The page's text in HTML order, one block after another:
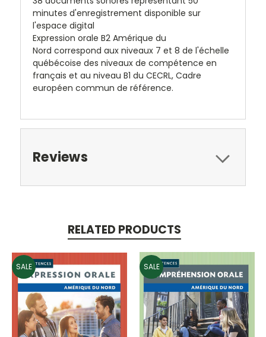
minutes d'enregistrement disponible sur
l'espace digital
Expression orale B2 Amérique du
Nord correspond aux niveaux 7 et 8 de l'échelle
québécoise des niveaux de compétence en
français et au niveau B1 du CECRL, Cadre
européen commun de référence.
Reviews
RELATED PRODUCTS
SALE SALE